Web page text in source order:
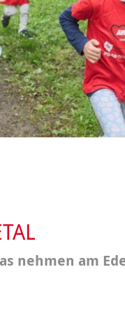
und
nehmen am